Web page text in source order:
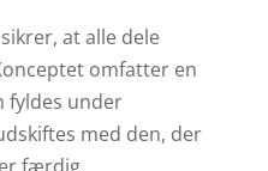
at alle dele
omfatter en
fyldes under
med den, der